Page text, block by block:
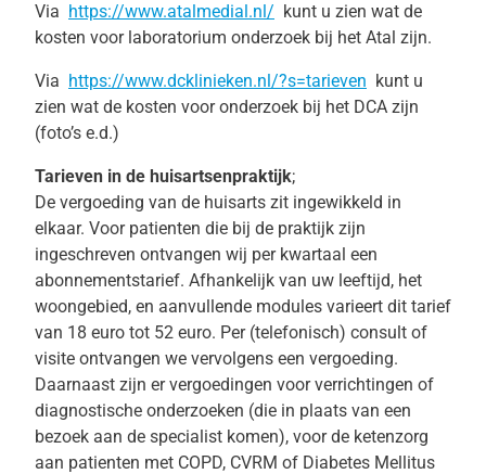
Via https://www.atalmedial.nl/ kunt u zien wat de
kosten voor laboratorium onderzoek bij het Atal zijn.
Via https://www.dcklinieken.nl/?s=tarieven kunt u
zien wat de kosten voor onderzoek bij het DCA zijn
(foto’s e.d.)
Tarieven in de huisartsenpraktijk;
De vergoeding van de huisarts zit ingewikkeld in
elkaar. Voor patienten die bij de praktijk zijn
ingeschreven ontvangen wij per kwartaal een
abonnementstarief. Afhankelijk van uw leeftijd, het
woongebied, en aanvullende modules varieert dit tarief
van 18 euro tot 52 euro. Per (telefonisch) consult of
visite ontvangen we vervolgens een vergoeding.
Daarnaast zijn er vergoedingen voor verrichtingen of
diagnostische onderzoeken (die in plaats van een
bezoek aan de specialist komen), voor de ketenzorg
aan patienten met COPD, CVRM of Diabetes Mellitus